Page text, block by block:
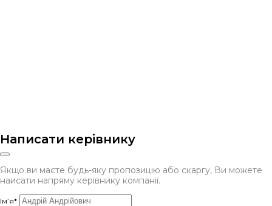
Написати керівнику
Якщо ви маєте будь-яку пропозицію або скаргу, Ви можете
наисати напряму керівнику компанії.
Ім’я*